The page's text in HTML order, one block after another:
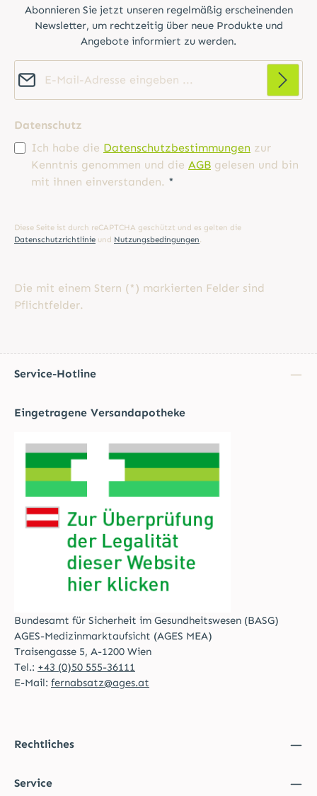
Abonnieren Sie jetzt unseren regelmäßig erscheinenden
Newsletter, um rechtzeitig über neue Produkte und
Angebote informiert zu werden.
Datenschutz
Ich habe die Datenschutzbestimmungen zur
Kenntnis genommen und die AGB gelesen und bin
mit ihnen einverstanden. *
Diese Seite ist durch reCAPTCHA geschützt und es gelten die
Datenschutzrichtlinie und Nutzungsbedingungen.
Die mit einem Stern (*) markierten Felder sind
Pflichtfelder.
Service-Hotline
Eingetragene Versandapotheke
Bundesamt für Sicherheit im Gesundheitswesen (BASG)
AGES-Medizinmarktaufsicht (AGES MEA)
Traisengasse 5, A-1200 Wien
Tel.: +43 (0)50 555-36111
E-Mail: fernabsatz@ages.at
Rechtliches
Service